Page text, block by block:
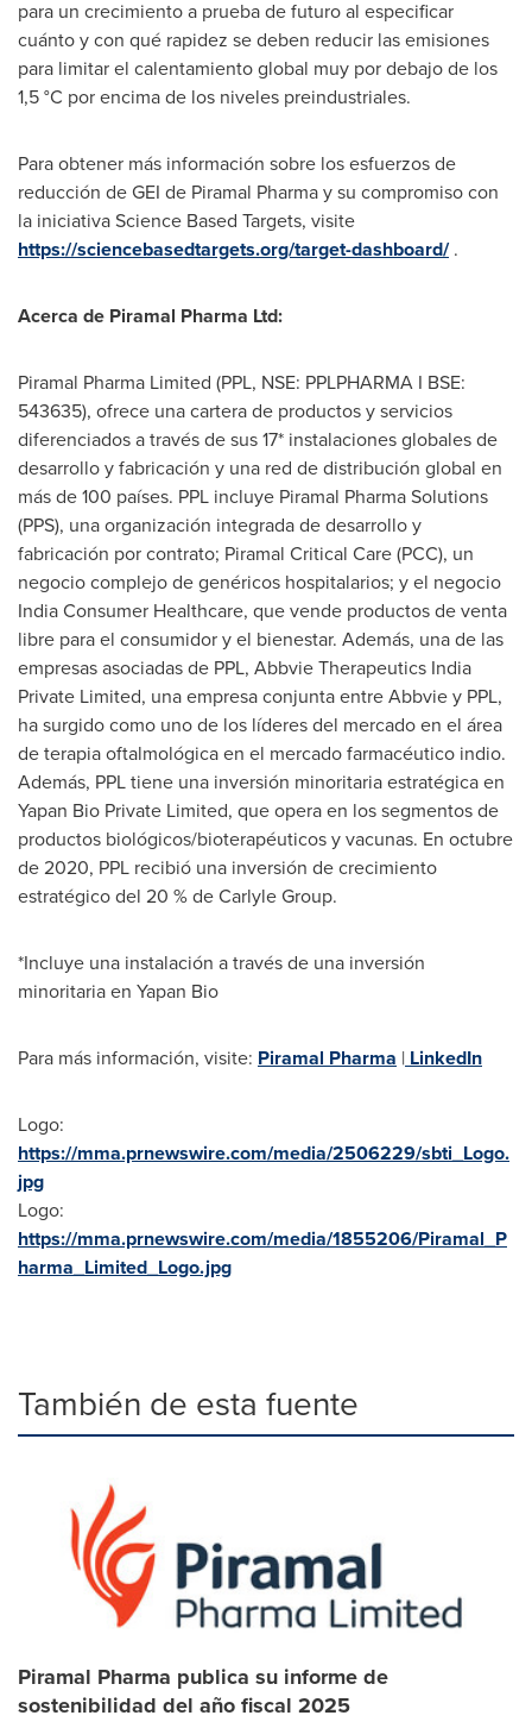
para un crecimiento a prueba de futuro al especificar
cuánto y con qué rapidez se deben reducir las emisiones
para limitar el calentamiento global muy por debajo de los
1,5 °C por encima de los niveles preindustriales.
Para obtener más información sobre los esfuerzos de
reducción de GEI de Piramal Pharma y su compromiso con
la iniciativa Science Based Targets, visite
https://sciencebasedtargets.org/target-dashboard/.
Acerca de Piramal Pharma Ltd:
Piramal Pharma Limited (PPL, NSE: PPLPHARMA I BSE:
543635), ofrece una cartera de productos y servicios
diferenciados a través de sus 17* instalaciones globales de
desarrollo y fabricación y una red de distribución global en
más de 100 países. PPL incluye Piramal Pharma Solutions
(PPS), una organización integrada de desarrollo y
fabricación por contrato; Piramal Critical Care (PCC), un
negocio complejo de genéricos hospitalarios; y el negocio
India Consumer Healthcare, que vende productos de venta
libre para el consumidor y el bienestar. Además, una de las
empresas asociadas de PPL, Abbvie Therapeutics India
Private Limited, una empresa conjunta entre Abbvie y PPL,
ha surgido como uno de los líderes del mercado en el área
de terapia oftalmológica en el mercado farmacéutico indio.
Además, PPL tiene una inversión minoritaria estratégica en
Yapan Bio Private Limited, que opera en los segmentos de
productos biológicos/bioterapéuticos y vacunas. En octubre
de 2020, PPL recibió una inversión de crecimiento
estratégico del 20 % de Carlyle Group.
*Incluye una instalación a través de una inversión
minoritaria en Yapan Bio
Para más información, visite: Piramal Pharma | LinkedIn
Logo:
https://mma.prnewswire.com/media/2506229/sbti_Logo.
jpg
Logo:
https://mma.prnewswire.com/media/1855206/Piramal_P
harma_Limited_Logo.jpg
También de esta fuente
Piramal Pharma publica su informe de
sostenibilidad del año fiscal 2025